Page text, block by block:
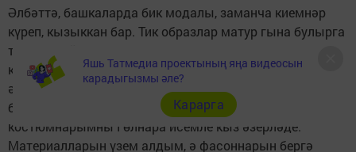
Әлбәттә, башкаларда бик модалы, заманча киемнәр
күреп, кызыккан бар. Тик образлар матур гына булырга
түгел, ә буй-сынга да туры килергә тиеш бит. Килешкән
кешегә – килешә, килешмәгәнгә – юк. Дөресен
әйткәндә, мин стильләремне үзем сайладым, ә аннары
белгечләр белән эшкәрттем. Соңгы матур
костюмнарымны Гөлнара исемле кыз әзерләде.
Материалларын үзем алдым, ә фасоннарын бергә
Яшь Татмедиа проектының яңа видеосын
карадыгызмы әле?
Карарга